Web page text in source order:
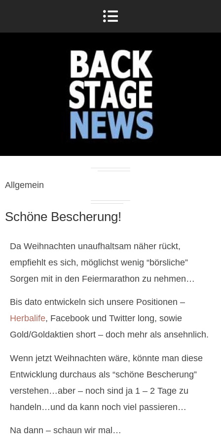
Allgemein
Schöne Bescherung!
Da Weihnachten unaufhaltsam näher rückt,
empfiehlt es sich, möglichst wenig “börsliche”
Sorgen mit in den Feiermarathon zu nehmen…
Bis dato entwickeln sich unsere Positionen –
Herbalife, Facebook und Twitter long, sowie
Gold/Goldaktien short – doch mehr als ansehnlich.
Wenn jetzt Weihnachten wäre, könnte man diese
Entwicklung durchaus als “schöne Bescherung”
verstehen…aber – noch sind ja 1 – 2 Tage zu
handeln…und da kann noch viel passieren…
Na dann – schaun wir mal…